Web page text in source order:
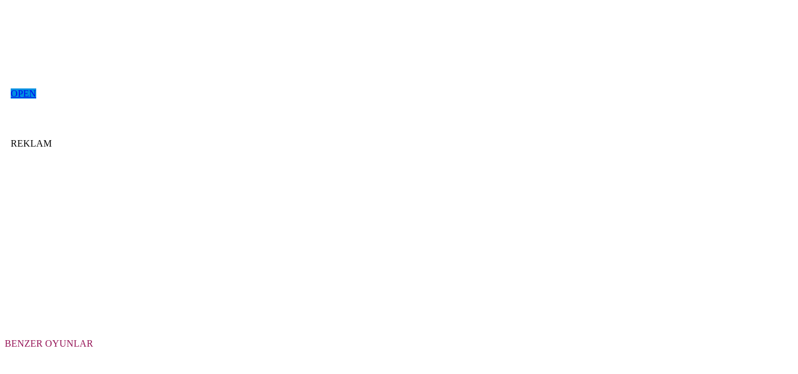
OPEN
REKLAM
BENZER OYUNLAR